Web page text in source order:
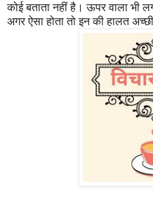
कोई बताता नहीं है। ऊपर वाला भी
अगर ऐसा होता तो इन की हालत